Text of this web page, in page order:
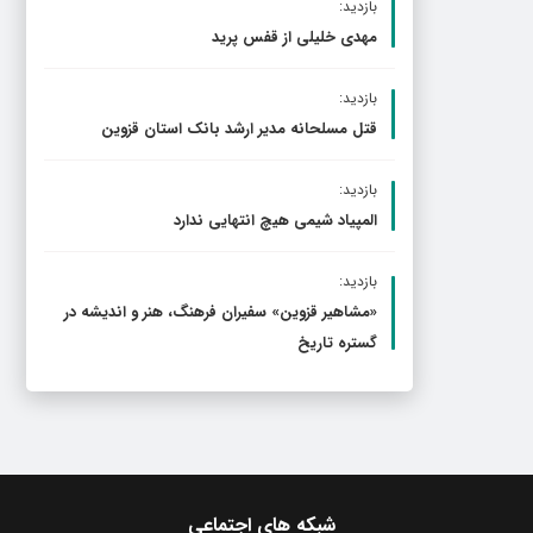
بازدید:
مهدی خلیلی از قفس پرید
بازدید:
قتل مسلحانه مدیر ارشد بانک استان قزوین
بازدید:
المپیاد شیمی هیچ انتهایی ندارد
بازدید:
«مشاهیر قزوین» سفیران فرهنگ، هنر و اندیشه در
گستره تاریخ
شبکه های اجتماعی